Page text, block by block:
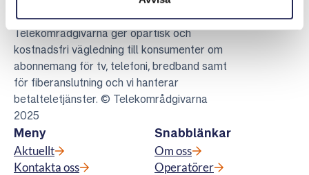
Telekområdgivarna
Telekområdgivarna ger opartisk och
kostnadsfri vägledning till konsumenter om
abonnemang för tv, telefoni, bredband samt
för fiberanslutning och vi hanterar
betalteletjänster. © Telekområdgivarna
2025
Meny
Aktuellt
Kontakta oss
Snabblänkar
Om oss
Operatörer